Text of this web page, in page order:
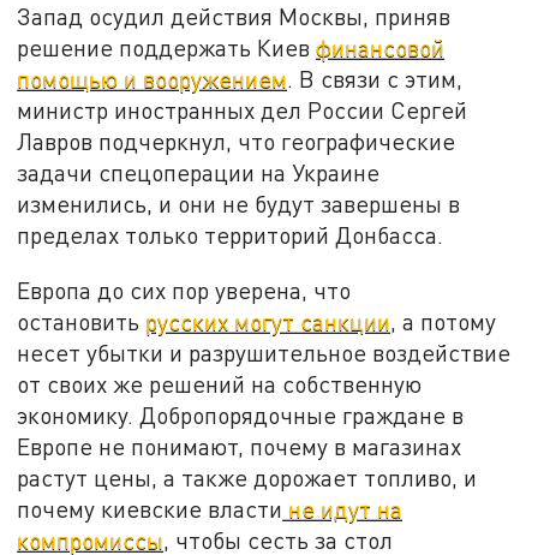
Запад осудил действия Москвы, приняв
решение поддержать Киевфинансовой
помощью и вооружением. В связи с этим,
министр иностранных дел России Сергей
Лавров подчеркнул, что географические
задачи спецоперации на Украине
изменились, и они не будут завершены в
пределах только территорий Донбасса.
Европа до сих пор уверена, что
остановить русских могут санкции, а потому
несет убытки и разрушительное воздействие
от своих же решений на собственную
экономику. Добропорядочные граждане в
Европе не понимают, почему в магазинах
растут цены, а также дорожает топливо, и
почему киевские власти не идут на
компромиссы, чтобы сесть за стол